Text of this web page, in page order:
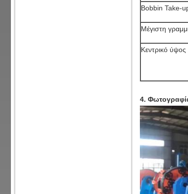
Bobbin Take-
Μέγιστη
Κεντρικό ύψος
4.